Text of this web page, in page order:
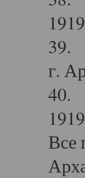
39.
г.
40.
Все